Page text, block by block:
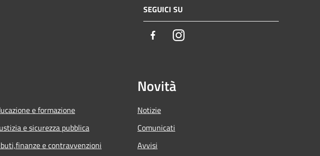
SEGUICI SU
FacebookInstagram
e formazione
e sicurezza pubblica
e contravvenzioni
Novità
Notizie
Comunicati
Avvisi